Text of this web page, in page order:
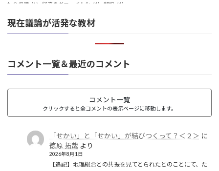
社会保障 (1) 経済のグローバル化 (1) 翻訳 (1)
革命 (1)
現在議論が活発な教材
コメント一覧＆最近のコメント
コメント一覧
クリックすると全コメントの表示ページに移動します。
「せかい」と「せかい」が結びつくって？＜２＞ に
徳原 拓哉 より
2026年8月1日
【追記】地理総合との共振を見てとられたとのことにて、た